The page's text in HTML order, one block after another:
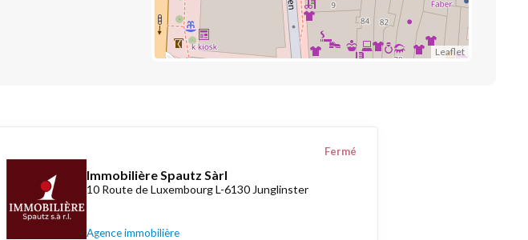
Leaflet
Immobilière Spautz Sàrl
10 Route de Luxembourg L-6130 Junglinster
Agence immobilière
Fermé